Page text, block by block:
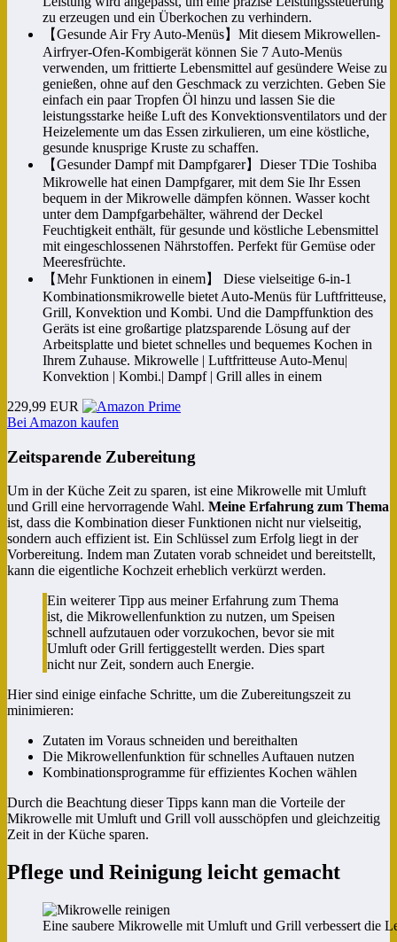
zu erzeugen und ein Überkochen zu verhindern.
【Gesunde Air Fry Auto-Menüs】Mit diesem Mikrowellen-
Airfryer-Ofen-Kombigerät können Sie 7 Auto-Menüs
verwenden, um frittierte Lebensmittel auf gesündere Weise zu
genießen, ohne auf den Geschmack zu verzichten. Geben Sie
einfach ein paar Tropfen Öl hinzu und lassen Sie die
leistungsstarke heiße Luft des Konvektionsventilators und der
Heizelemente um das Essen zirkulieren, um eine köstliche,
gesunde knusprige Kruste zu schaffen.
【Gesunder Dampf mit Dampfgarer】Dieser TDie Toshiba
Mikrowelle hat einen Dampfgarer, mit dem Sie Ihr Essen
bequem in der Mikrowelle dämpfen können. Wasser kocht
unter dem Dampfgarbehälter, während der Deckel
Feuchtigkeit enthält, für gesunde und köstliche Lebensmittel
mit eingeschlossenen Nährstoffen. Perfekt für Gemüse oder
Meeresfrüchte.
【Mehr Funktionen in einem】 Diese vielseitige 6-in-1
Kombinationsmikrowelle bietet Auto-Menüs für Luftfritteuse,
Grill, Konvektion und Kombi. Und die Dampffunktion des
Geräts ist eine großartige platzsparende Lösung auf der
Arbeitsplatte und bietet schnelles und bequemes Kochen in
Ihrem Zuhause. Mikrowelle | Luftfritteuse Auto-Menu|
Konvektion | Kombi.| Dampf | Grill alles in einem
229,99 EUR
Bei Amazon kaufen
Zeitsparende Zubereitung
Um in der Küche Zeit zu sparen, ist eine Mikrowelle mit Umluft
und Grill eine hervorragende Wahl. Meine Erfahrung zum Thema
ist, dass die Kombination dieser Funktionen nicht nur vielseitig,
sondern auch effizient ist. Ein Schlüssel zum Erfolg liegt in der
Vorbereitung. Indem man Zutaten vorab schneidet und bereitstellt,
kann die eigentliche Kochzeit erheblich verkürzt werden.
Ein weiterer Tipp aus meiner Erfahrung zum Thema
ist, die Mikrowellenfunktion zu nutzen, um Speisen
schnell aufzutauen oder vorzukochen, bevor sie mit
Umluft oder Grill fertiggestellt werden. Dies spart
nicht nur Zeit, sondern auch Energie.
Hier sind einige einfache Schritte, um die Zubereitungszeit zu
minimieren:
Zutaten im Voraus schneiden und bereithalten
Die Mikrowellenfunktion für schnelles Auftauen nutzen
Kombinationsprogramme für effizientes Kochen wählen
Durch die Beachtung dieser Tipps kann man die Vorteile der
Mikrowelle mit Umluft und Grill voll ausschöpfen und gleichzeitig
Zeit in der Küche sparen.
Pflege und Reinigung leicht gemacht
Eine saubere Mikrowelle mit Umluft und Grill verbessert die